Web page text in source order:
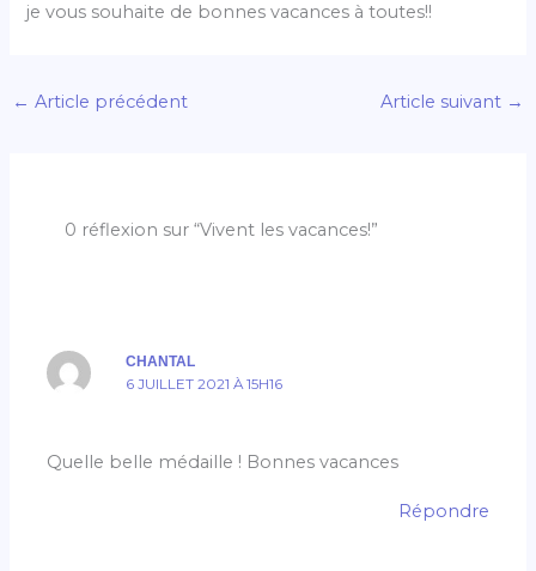
je vous souhaite de bonnes vacances à toutes!!
← Article précédent Article suivant →
0 réflexion sur “Vivent les vacances!”
CHANTAL
6 JUILLET 2021 À 15H16
Quelle belle médaille ! Bonnes vacances
Répondre